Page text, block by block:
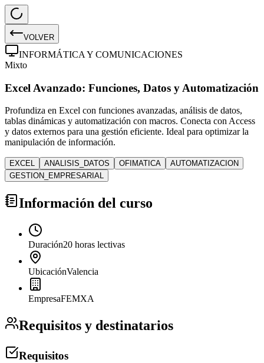
VOLVER
INFORMÁTICA Y COMUNICACIONES
Mixto
Excel Avanzado: Funciones, Datos y Automatización
Profundiza en Excel con funciones avanzadas, análisis de datos,
tablas dinámicas y automatización con macros. Conecta con Access
y datos externos para una gestión eficiente. Ideal para optimizar la
manipulación de información.
EXCEL ANALISIS_DATOS OFIMATICA
AUTOMATIZACION
GESTION_EMPRESARIAL
Información del curso
Duración20 horas lectivas
UbicaciónValencia
EmpresaFEMXA
Requisitos y destinatarios
Requisitos